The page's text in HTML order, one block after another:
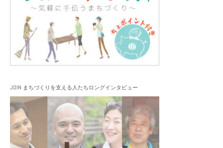
JOIN まちづくりを支える人たちロングインタビュー